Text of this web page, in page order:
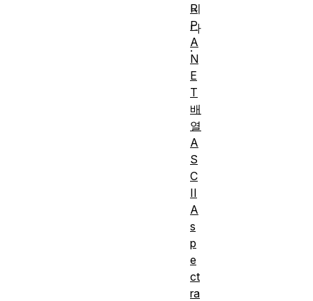
니
다
.
R
P
A
N
E
T
배
열
A
S
C
II
A
s
p
e
ct
ra